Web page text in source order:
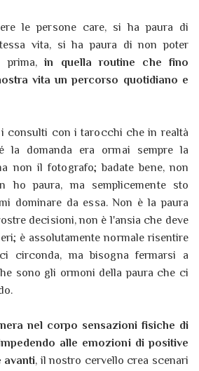
le persone care, si ha paura di
vita, si ha paura di non poter
prima,in quella routine che fino
vita un percorso quotidiano e
consulti con i tarocchi che in realtà
la domanda era ormai sempre la
non il fotografo; badate bene, non
ho paura, ma semplicemente sto
dominare da essa. Non è la paura
decisioni, non è l'ansia che deve
è assolutamente normale risentire
circonda, ma bisogna fermarsi a
sono gli ormoni della paura che ci
nel corpo sensazioni fisiche di
alle emozioni di positive
avanti, il nostro cervello crea scenari